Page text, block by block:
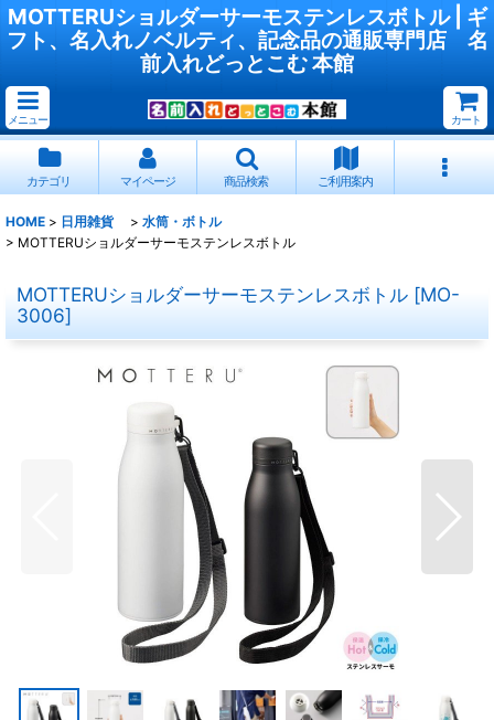
MOTTERUショルダーサーモステンレスボトル | ギ
フト、名入れノベルティ、記念品の通販専門店 名
前入れどっとこむ 本館
メニュー カート
カテゴリ マイページ 商品検索 ご利用案内
HOME > 日用雑貨 > 水筒・ボトル
> MOTTERUショルダーサーモステンレスボトル
MOTTERUショルダーサーモステンレスボトル [MO-
3006]